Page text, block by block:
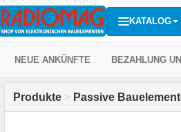
KATALOG
NEUE ANKÜNFTE BEZAHLUNG
Produkte > Passive